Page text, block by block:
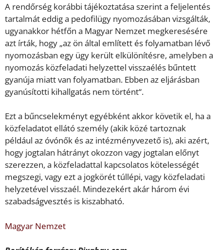
A rendőrség korábbi tájékoztatása szerint a feljelentés
tartalmát eddig a pedofilügy nyomozásában vizsgálták,
ugyanakkor hétfőn a Magyar Nemzet megkeresésére
azt írták, hogy „az ön által említett és folyamatban lévő
nyomozásban egy ügy került elkülönítésre, amelyben a
nyomozás közfeladati helyzettel visszaélés bűntett
gyanúja miatt van folyamatban. Ebben az eljárásban
gyanúsítotti kihallgatás nem történt“.
Ezt a bűncselekményt egyébként akkor követik el, ha a
közfeladatot ellátó személy (akik közé tartoznak
például az óvónők és az intézményvezető is), aki azért,
hogy jogtalan hátrányt okozzon vagy jogtalan előnyt
szerezzen, a közfeladattal kapcsolatos kötelességét
megszegi, vagy ezt a jogkörét túllépi, vagy közfeladati
helyzetével visszaél. Mindezekért akár három évi
szabadságvesztés is kiszabható.
Magyar Nemzet